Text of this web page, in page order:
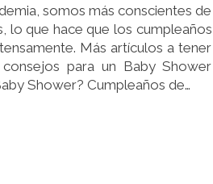
somos más conscientes de
lo que hace que los cumpleaños
Más artículos a tener
para un Baby Shower
Shower? Cumpleaños de…